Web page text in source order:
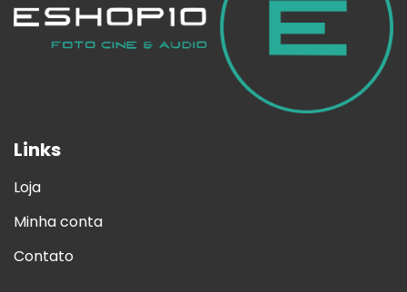
Links
Loja
Minha conta
Contato